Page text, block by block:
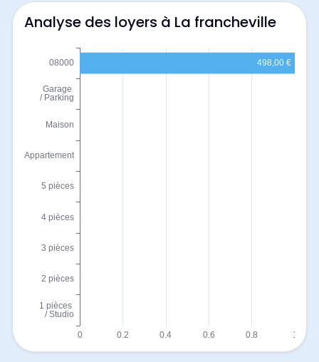
Analyse des loyers à La francheville